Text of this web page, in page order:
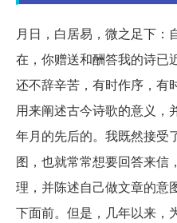
月日，白居易，微之足下：
在，你赠送和酬答我的诗已
还不辞辛苦，有时作序，有
用来阐述古今诗歌的意义，
年月的先后的。我既然接受
图，也就常常想要回答来信
理，并陈述自己做文章的意
下面前。但是，几年以来，